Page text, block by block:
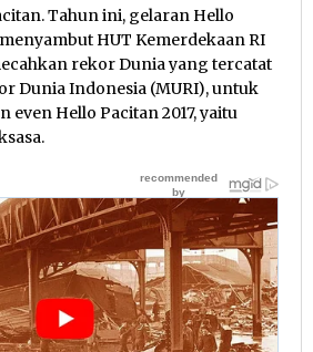
Tahun ini, gelaran Hello
HUT Kemerdekaan RI
rekor Dunia yang tercatat
Dunia Indonesia (MURI), untuk
even Hello Pacitan 2017, yaitu